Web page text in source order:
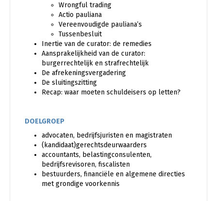
Wrongful trading
Actio pauliana
Vereenvoudigde pauliana’s
Tussenbesluit
Inertie van de curator: de remedies
Aansprakelijkheid van de curator:
burgerrechtelijk en strafrechtelijk
De afrekeningsvergadering
De sluitingszitting
Recap: waar moeten schuldeisers op letten?
DOELGROEP
advocaten, bedrijfsjuristen en magistraten
(kandidaat)gerechtsdeurwaarders
accountants, belastingconsulenten,
bedrijfsrevisoren, fiscalisten
bestuurders, financiële en algemene directies
met grondige voorkennis